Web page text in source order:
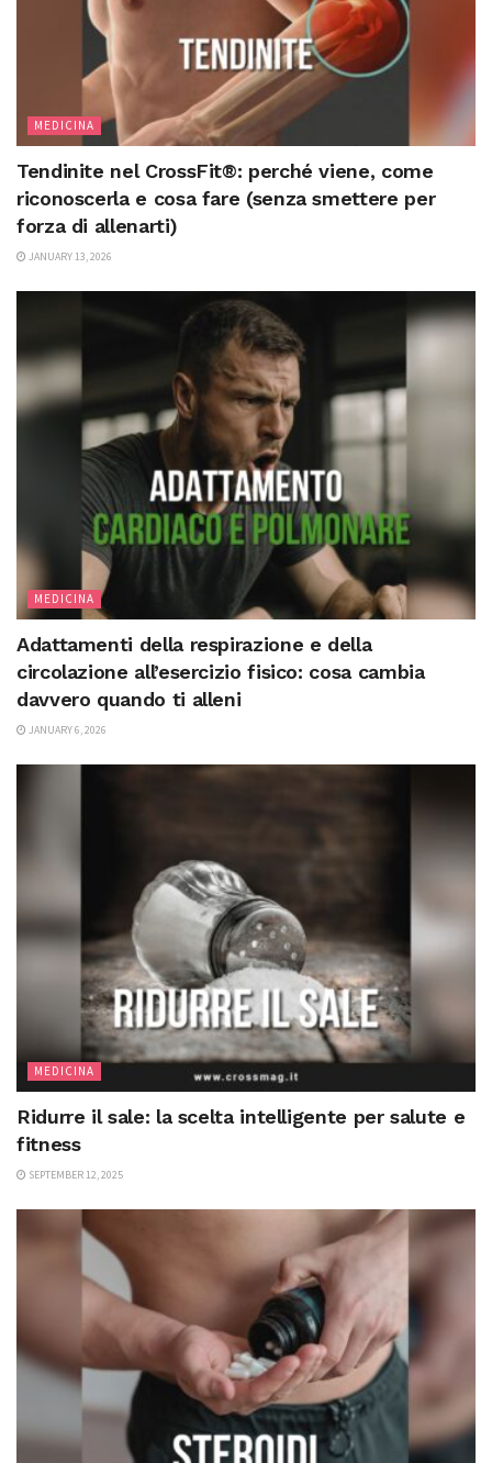
MEDICINA
Tendinite nel CrossFit®: perché viene, come
riconoscerla e cosa fare (senza smettere per
forza di allenarti)
JANUARY 13, 2026
MEDICINA
Adattamenti della respirazione e della
circolazione all’esercizio fisico: cosa cambia
davvero quando ti alleni
JANUARY 6, 2026
MEDICINA
Ridurre il sale: la scelta intelligente per salute e
fitness
SEPTEMBER 12, 2025